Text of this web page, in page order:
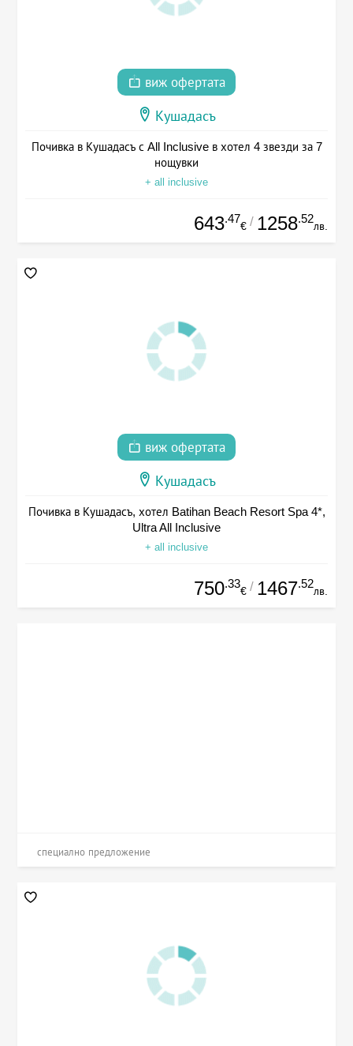
виж офертата
Кушадасъ
Почивка в Кушадасъ с All Inclusive в хотел 4 звезди за 7
нощувки
+ all inclusive
643.47
€ / 1258.52
лв.
виж офертата
Кушадасъ
Почивка в Кушадасъ, хотел Batihan Beach Resort Spa 4*,
Ultra All Inclusive
+ all inclusive
750.33
€ / 1467.52
лв.
специално предложение